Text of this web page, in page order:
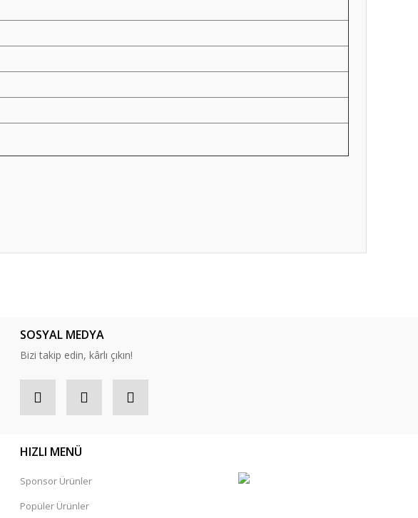
SOSYAL MEDYA
Bizi takip edin, kârlı çıkın!
HIZLI MENÜ
Sponsor Ürünler
Popüler Ürünler